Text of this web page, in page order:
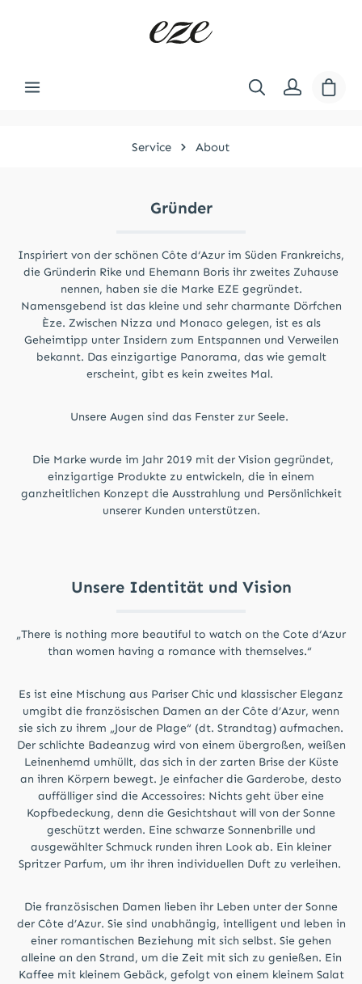
Service About
Gründer
Inspiriert von der schönen Côte d‘Azur im Süden Frankreichs,
die Gründerin Rike und Ehemann Boris ihr zweites Zuhause
nennen, haben sie die Marke EZE gegründet.
Namensgebend ist das kleine und sehr charmante Dörfchen
Èze. Zwischen Nizza und Monaco gelegen, ist es als
Geheimtipp unter Insidern zum Entspannen und Verweilen
bekannt. Das einzigartige Panorama, das wie gemalt
erscheint, gibt es kein zweites Mal.
Unsere Augen sind das Fenster zur Seele.
Die Marke wurde im Jahr 2019 mit der Vision gegründet,
einzigartige Produkte zu entwickeln, die in einem
ganzheitlichen Konzept die Ausstrahlung und Persönlichkeit
unserer Kunden unterstützen.
Unsere Identität und Vision
„There is nothing more beautiful to watch on the Cote d‘Azur
than women having a romance with themselves.“
Es ist eine Mischung aus Pariser Chic und klassischer Eleganz
umgibt die französischen Damen an der Côte d’Azur, wenn
sie sich zu ihrem „Jour de Plage“ (dt. Strandtag) aufmachen.
Der schlichte Badeanzug wird von einem übergroßen, weißen
Leinenhemd umhüllt, das sich in der zarten Brise der Küste
an ihren Körpern bewegt. Je einfacher die Garderobe, desto
auffälliger sind die Accessoires: Nichts geht über eine
Kopfbedeckung, denn die Gesichtshaut will von der Sonne
geschützt werden. Eine schwarze Sonnenbrille und
ausgewählter Schmuck runden ihren Look ab. Ein kleiner
Spritzer Parfum, um ihr ihren individuellen Duft zu verleihen.
Die französischen Damen lieben ihr Leben unter der Sonne
der Côte d’Azur. Sie sind unabhängig, intelligent und leben in
einer romantischen Beziehung mit sich selbst. Sie gehen
alleine an den Strand, um die Zeit mit sich zu genießen. Ein
Kaffee mit kleinem Gebäck, gefolgt von einem kleinem Salat